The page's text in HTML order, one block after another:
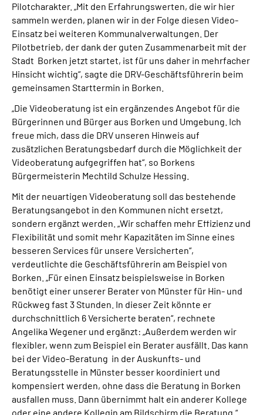
Pilotcharakter. „Mit den Erfahrungswerten, die wir hier
sammeln werden, planen wir in der Folge diesen Video-
Einsatz bei weiteren Kommunalverwaltungen. Der
Pilotbetrieb, der dank der guten Zusammenarbeit mit der
Stadt Borken jetzt startet, ist für uns daher in mehrfacher
Hinsicht wichtig“, sagte die DRV-Geschäftsführerin beim
gemeinsamen Starttermin in Borken.
„Die Videoberatung ist ein ergänzendes Angebot für die
Bürgerinnen und Bürger aus Borken und Umgebung. Ich
freue mich, dass die DRV unseren Hinweis auf
zusätzlichen Beratungsbedarf durch die Möglichkeit der
Videoberatung aufgegriffen hat“, so Borkens
Bürgermeisterin Mechtild Schulze Hessing.
Mit der neuartigen Videoberatung soll das bestehende
Beratungsangebot in den Kommunen nicht ersetzt,
sondern ergänzt werden. „Wir schaffen mehr Effizienz und
Flexibilität und somit mehr Kapazitäten im Sinne eines
besseren Services für unsere Versicherten“,
verdeutlichte die Geschäftsführerin am Beispiel von
Borken. „Für einen Einsatz beispielsweise in Borken
benötigt einer unserer Berater von Münster für Hin- und
Rückweg fast 3 Stunden. In dieser Zeit könnte er
durchschnittlich 6 Versicherte beraten“, rechnete
Angelika Wegener und ergänzt: „Außerdem werden wir
flexibler, wenn zum Beispiel ein Berater ausfällt. Das kann
bei der Video-Beratung in der Auskunfts- und
Beratungsstelle in Münster besser koordiniert und
kompensiert werden, ohne dass die Beratung in Borken
ausfallen muss. Dann übernimmt halt ein anderer Kollege
oder eine andere Kollegin am Bildschirm die Beratung.“